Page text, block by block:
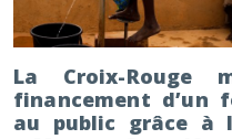
La Croix-Rouge
financement d’un
au public grâce à